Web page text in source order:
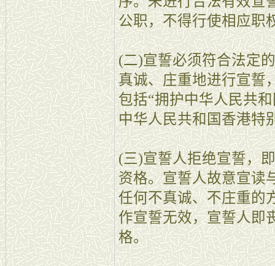
公职，不得行使相应职
(二)宣誓必须符合法定
真诚、庄重地进行宣誓
包括“拥护中华人民共
中华人民共和国香港特
(三)宣誓人拒绝宣誓，
资格。宣誓人故意宣读
任何不真诚、不庄重的
作宣誓无效，宣誓人即
格。